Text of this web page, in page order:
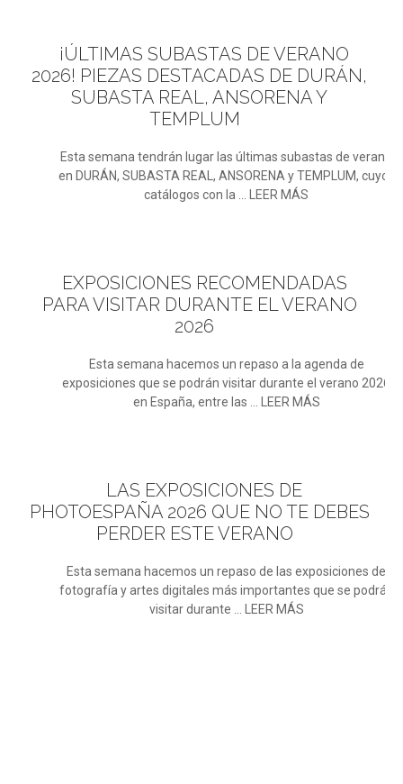
¡ÚLTIMAS SUBASTAS DE VERANO
2026! PIEZAS DESTACADAS DE DURÁN,
SUBASTA REAL, ANSORENA Y
TEMPLUM
Esta semana tendrán lugar las últimas subastas de verano
en DURÁN, SUBASTA REAL, ANSORENA y TEMPLUM, cuyos
catálogos con la ... LEER MÁS
EXPOSICIONES RECOMENDADAS
PARA VISITAR DURANTE EL VERANO
2026
Esta semana hacemos un repaso a la agenda de
exposiciones que se podrán visitar durante el verano 2026
en España, entre las ... LEER MÁS
LAS EXPOSICIONES DE
PHOTOESPAÑA 2026 QUE NO TE DEBES
PERDER ESTE VERANO
Esta semana hacemos un repaso de las exposiciones de
fotografía y artes digitales más importantes que se podrán
visitar durante ... LEER MÁS